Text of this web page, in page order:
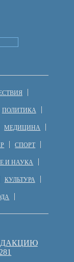
ПОЛИТИКА
МЕДИЦИНА
СПОРТ
И НАУКА
КУЛЬТУРА